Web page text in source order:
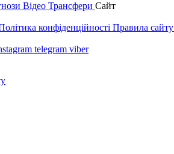
Відео Трансфери Сайт
конфіденційності Правила сайту
telegram viber